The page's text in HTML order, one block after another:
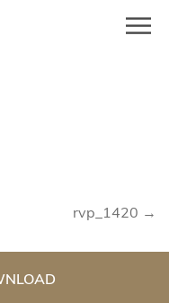
rvp_1420 →